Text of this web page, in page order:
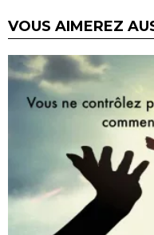
VOUS AIMEREZ